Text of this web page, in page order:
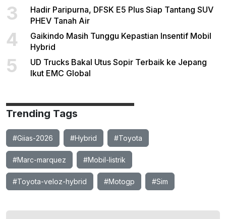
3
Hadir Paripurna, DFSK E5 Plus Siap Tantang SUV
PHEV Tanah Air
4
Gaikindo Masih Tunggu Kepastian Insentif Mobil
Hybrid
5
UD Trucks Bakal Utus Sopir Terbaik ke Jepang
Ikut EMC Global
Trending Tags
#Giias-2026 #Hybrid #Toyota
#Marc-marquez #Mobil-listrik
#Toyota-veloz-hybrid #Motogp #Sim